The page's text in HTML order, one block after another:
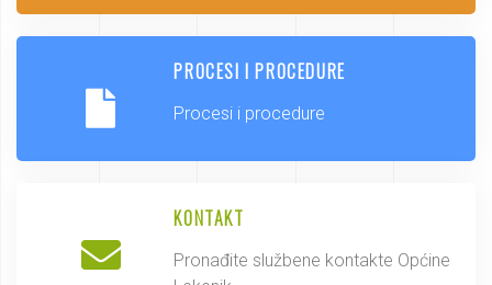
PROCESI I PROCEDURE
Procesi i procedure
KONTAKT
Pronađite službene kontakte Općine